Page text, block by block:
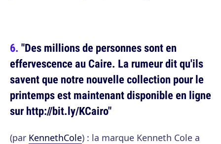
"Des millions de personnes sont en
effervescence au Caire. La rumeur dit qu'ils
savent que notre nouvelle collection pour le
printemps est maintenant disponible en ligne
sur http://bit.ly/KCairo"
(par KennethCole) : la marque Kenneth Cole a